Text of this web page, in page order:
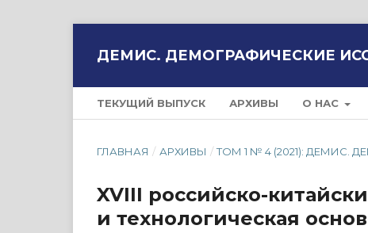
ДЕМИС. ДЕМОГРАФИЧЕСКИЕ
ТЕКУЩИЙ ВЫПУСК АРХИВЫ О НАС
ГЛАВНАЯ / АРХИВЫ / ТОМ 1 № 4 (2021): ДЕМИС.
XVIII российско-
и технологическая